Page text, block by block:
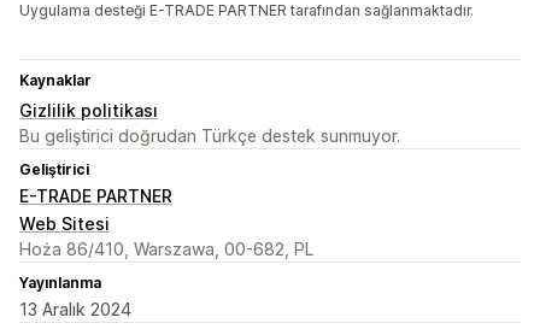
Uygulama desteği E-TRADE PARTNER tarafından sağlanmaktadır.
Kaynaklar
Gizlilik politikası
Bu geliştirici doğrudan Türkçe destek sunmuyor.
Geliştirici
E-TRADE PARTNER
Web Sitesi
Hoża 86/410, Warszawa, 00-682, PL
Yayınlanma
13 Aralık 2024